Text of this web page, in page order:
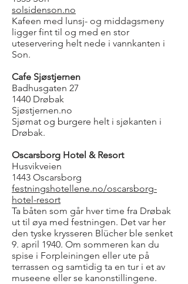
solsidenson.no
Kafeen med lunsj- og middagsmeny
ligger fint til og med en stor
uteservering helt nede i vannkanten i
Son.
Cafe Sjøstjernen
Badhusgaten 27
1440 Drøbak
Sjøstjernen.no
Sjømat og burgere helt i sjøkanten i
Drøbak.
Oscarsborg Hotel & Resort
Husvikveien
1443 Oscarsborg
festningshotellene.no/oscarsborg-
hotel-resort
Ta båten som går hver time fra Drøbak
ut til øya med festningen. Det var her
den tyske krysseren Blücher ble senket
9. april 1940. Om sommeren kan du
spise i Forpleiningen eller ute på
terrassen og samtidig ta en tur i et av
museene eller se kanonstillingene.